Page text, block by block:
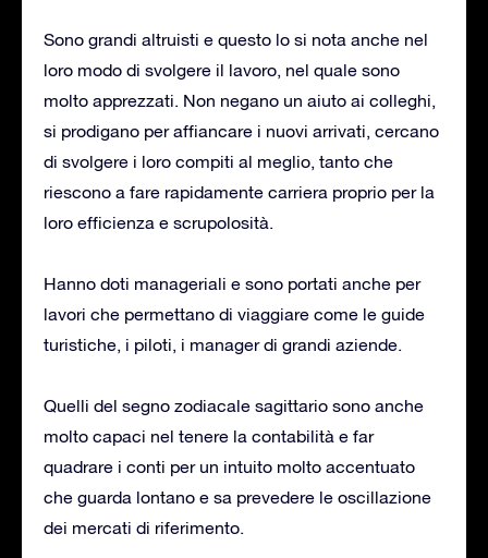
Sono grandi altruisti e questo lo si nota anche nel
loro modo di svolgere il lavoro, nel quale sono
molto apprezzati. Non negano un aiuto ai colleghi,
si prodigano per affiancare i nuovi arrivati, cercano
di svolgere i loro compiti al meglio, tanto che
riescono a fare rapidamente carriera proprio per la
loro efficienza e scrupolosità.
Hanno doti manageriali e sono portati anche per
lavori che permettano di viaggiare come le guide
turistiche, i piloti, i manager di grandi aziende.
Quelli del segno zodiacale sagittario sono anche
molto capaci nel tenere la contabilità e far
quadrare i conti per un intuito molto accentuato
che guarda lontano e sa prevedere le oscillazione
dei mercati di riferimento.